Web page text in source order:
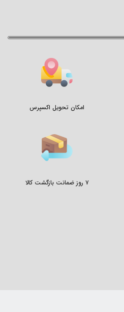
امکان تحویل اکسپرس
۷ روز ضمانت بازگشت کالا